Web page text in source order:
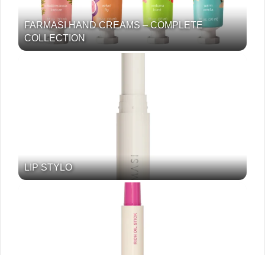
FARMASI HAND CREAMS – COMPLETE
COLLECTION
LIP STYLO